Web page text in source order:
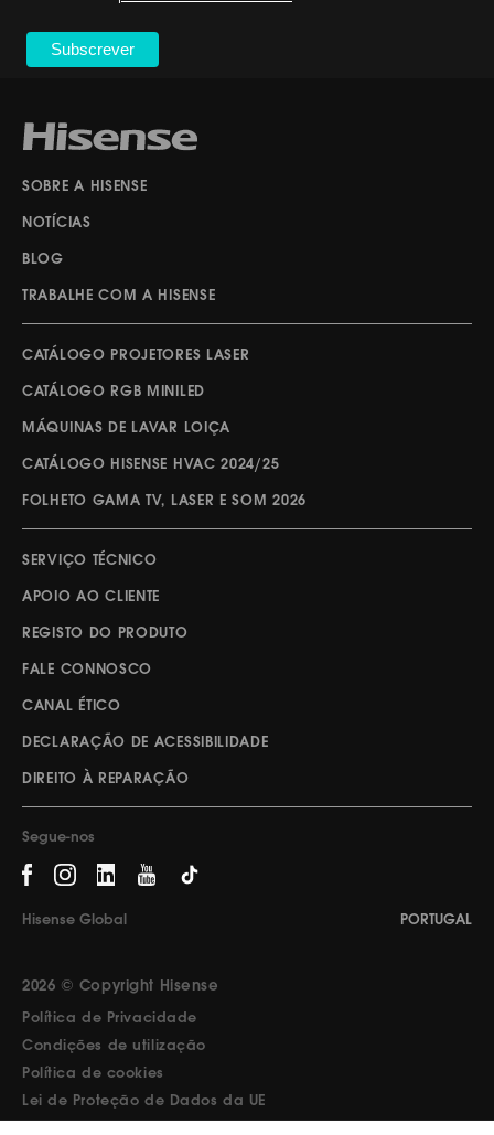
SOBRE A HISENSE
NOTÍCIAS
BLOG
TRABALHE COM A HISENSE
CATÁLOGO PROJETORES LASER
CATÁLOGO RGB MINILED
MÁQUINAS DE LAVAR LOIÇA
CATÁLOGO HISENSE HVAC 2024/25
FOLHETO GAMA TV, LASER E SOM 2026
SERVIÇO TÉCNICO
APOIO AO CLIENTE
REGISTO DO PRODUTO
FALE CONNOSCO
CANAL ÉTICO
DECLARAÇÃO DE ACESSIBILIDADE
DIREITO À REPARAÇÃO
Segue-nos
Hisense Global PORTUGAL
2026 © Copyright Hisense
Política de Privacidade
Condições de utilização
Política de cookies
Lei de Proteção de Dados da UE